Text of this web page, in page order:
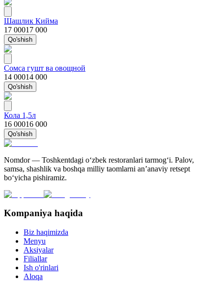
Шашлик Кийма
17 00017 000
Qo'shish
Сомса гушт ва овощной
14 00014 000
Qo'shish
Кола 1,5л
16 00016 000
Qo'shish
Nomdor — Toshkentdagi oʻzbek restoranlari tarmogʻi. Palov,
samsa, shashlik va boshqa milliy taomlarni an’anaviy retsept
bo‘yicha pishiramiz.
Kompaniya haqida
Biz haqimizda
Menyu
Aksiyalar
Filiallar
Ish o'rinlari
Aloqa